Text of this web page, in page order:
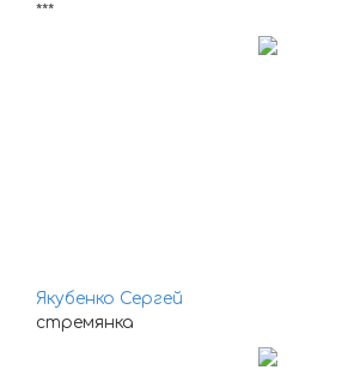
***
Якубенко Сергей
стремянка